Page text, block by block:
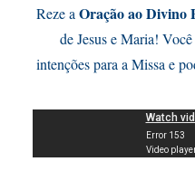
QUERO DOAR
Reze a Oração ao Divino
de Jesus e Maria!
intenções para a Missa e